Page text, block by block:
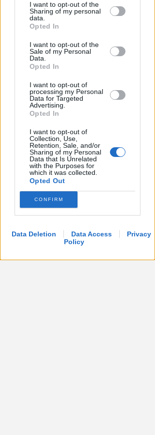
by third parties on the IAB’s list of
downstream participants.
by us to third parties on the IAB’s List of
Downstream Participants that may
further disclose it to other third parties.
I want to opt-out of the
Sharing of my personal
data.
Opted In
I want to opt-out of the
Sale of my Personal
Data.
Opted In
I want to opt-out of
processing my Personal
Data for Targeted
Advertising.
Opted In
I want to opt-out of
Collection, Use,
Retention, Sale, and/or
Sharing of my Personal
Data that Is Unrelated
with the Purposes for
which it was collected.
Opted Out
CONFIRM
Data Deletion Data Access
Privacy
Policy
DI NUOVO ACCESSIBILE DA MAGGIO
Il Bosco delle Grazie: a
rifugiarsi nella natura
Redazione